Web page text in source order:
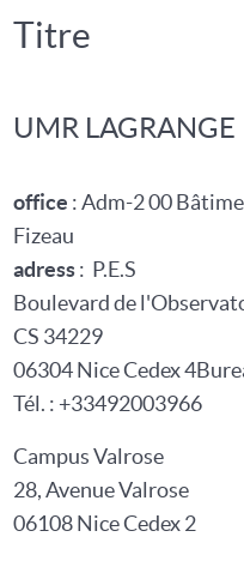
Titre
UMR LAGRANGE
office : Adm-2 00
Fizeau
adress: P.E.S
Boulevard de
CS 34229
06304 Nice Cedex 4
Tél. : +33492003966
Campus Valrose
28, Avenue Valrose
06108 Nice Cedex 2